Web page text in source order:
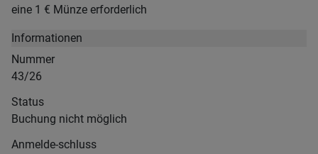
eine 1 € Münze erforderlich
Informationen
Nummer
43/26
Status
Buchung nicht möglich
Anmelde-schluss